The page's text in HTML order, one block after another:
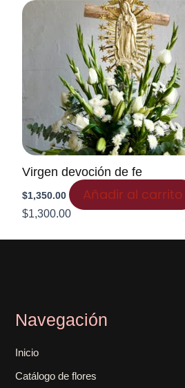
Virgen devoción de fe
$1,350.00 Añadir al carrito
$1,300.00
Navegación
Inicio
Catálogo de flores